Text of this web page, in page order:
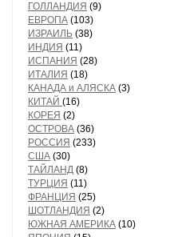
ГОЛЛАНДИЯ (9)
ЕВРОПА (103)
ИЗРАИЛЬ (38)
ИНДИЯ (11)
ИСПАНИЯ (28)
ИТАЛИЯ (18)
КАНАДА и АЛЯСКА (3)
КИТАЙ (16)
КОРЕЯ (2)
ОСТРОВА (36)
РОССИЯ (233)
США (30)
ТАЙЛАНД (8)
ТУРЦИЯ (11)
ФРАНЦИЯ (25)
ШОТЛАНДИЯ (2)
ЮЖНАЯ АМЕРИКА (10)